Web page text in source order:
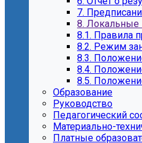
7.
8. Локальные
8.1. Правила
8.2. Режим
8.3.
8.4.
8.5.
Образование
Руководство
Педагогический
Материально-
Платные